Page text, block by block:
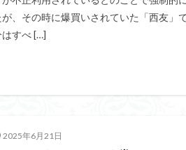
が、その時に爆買いされていた「西友」
はすべ […]
2025年6月21日